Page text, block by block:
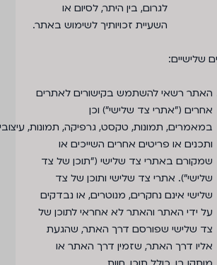
לגרום, בין היתר, לסיום או
השעיית זכויותיך לשימוש באתר.
שלישיים:
האתר רשאי להשתמש בקישורים לאתרים
אחרים ("אתרי צד שלישי") וכן
במאמרים, תמונות, טקסט, גרפיקה, תמונות,
ותכנים או פריטים אחרים השייכים או
שמקורם באתרי צד שלישי ("תוכן של צד
שלישי"). אתרי צד שלישי ותוכן של צד
שלישי אינם נחקרים, מנוטרים, או נבדקים
על ידי האתר והאתר לא אחראי לתוכן של
צד שלישי שפורסם דרך האתר, שהגעת
אליו דרך האתר, שזמין דרך האתר או